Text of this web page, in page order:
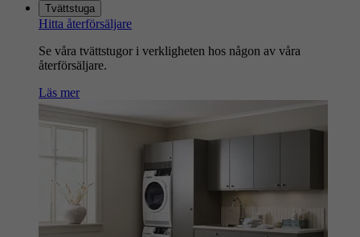
Tvättstuga
Hitta återförsäljare
Se våra tvättstugor i verkligheten hos någon av våra
återförsäljare.
Läs mer